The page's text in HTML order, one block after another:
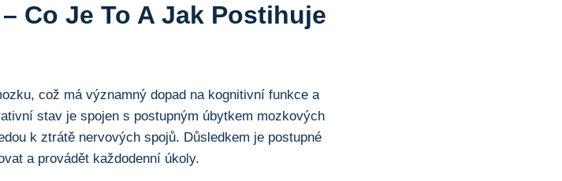
Co Je To A Jak Postihuje
což má významný dopad na kognitivní funkce a
stav je spojen s postupným úbytkem mozkových
k ztrátě nervových spojů. Důsledkem je postupné
a provádět každodenní úkoly.